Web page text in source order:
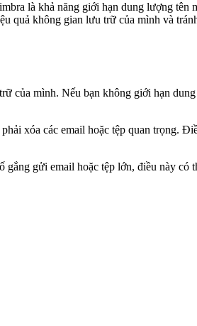
là khả năng giới hạn dung lượng tên
quả không gian lưu trữ của mình và
của mình. Nếu bạn không giới hạn
xóa các email hoặc tệp quan trọng.
gửi email hoặc tệp lớn, điều này có